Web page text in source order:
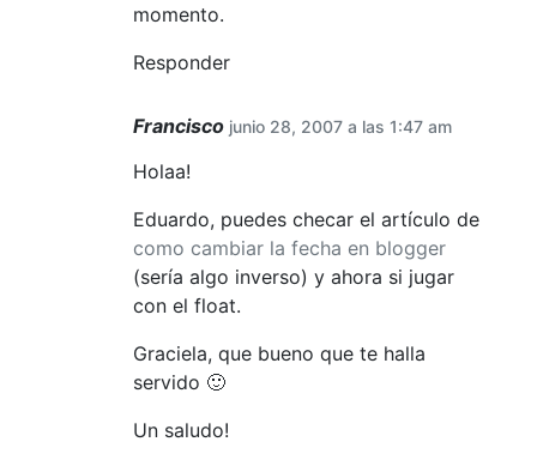
momento.
Responder
Francisco junio 28, 2007 a las 1:47 am
Holaa!
Eduardo, puedes checar el artículo de
como cambiar la fecha en blogger
(sería algo inverso) y ahora si jugar
con el float.
Graciela, que bueno que te halla
servido 🙂
Un saludo!